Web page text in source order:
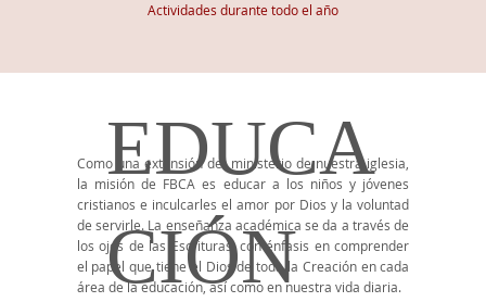
Actividades durante todo el año
Como una extensión del ministerio de nuestra iglesia,
la misión de FBCA es educar a los niños y jóvenes
cristianos e inculcarles el amor por Dios y la voluntad
de servirle. La enseñanza académica se da a través de
los ojos de las Escrituras, con énfasis en comprender
el papel que tiene el Dios de toda la Creación en cada
área de la educación, así como en nuestra vida diaria.
EDUCA
CIÓN